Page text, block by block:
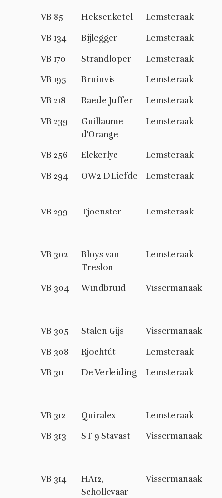
VB 85
Heksenketel
Lemsteraak
VB 134
Bijlegger
Lemsteraak
VB 170
Strandloper
Lemsteraak
VB 195
Bruinvis
Lemsteraak
VB 218
Raede Juffer
Lemsteraak
VB 239
Guillaume
d'Orange
Lemsteraak
VB 256 Elckerlyc
Lemsteraak
VB 294
OW2 D'Liefde Lemsteraak
VB 299 Tjoenster Lemsteraak
VB 302
Bloys van
Treslon
Lemsteraak
VB 304 Windbruid Vissermanaak
VB 305 Stalen Gijs
Vissermanaak
VB 308
Rjochtút
Lemsteraak
VB 311
De Verleiding Lemsteraak
VB 312 Quiralex
Lemsteraak
VB 313
ST 9 Stavast Vissermanaak
VB 314
HA12,
Schollevaar
Vissermanaak